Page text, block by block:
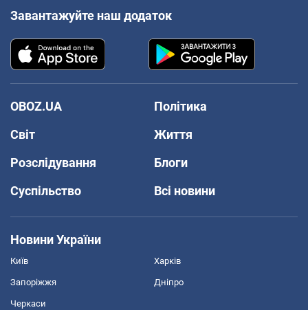
Завантажуйте наш додаток
OBOZ.UA
Політика
Світ
Життя
Розслідування
Блоги
Суспільство
Всі новини
Новини України
Київ Харків
Запоріжжя Дніпро
Черкаси